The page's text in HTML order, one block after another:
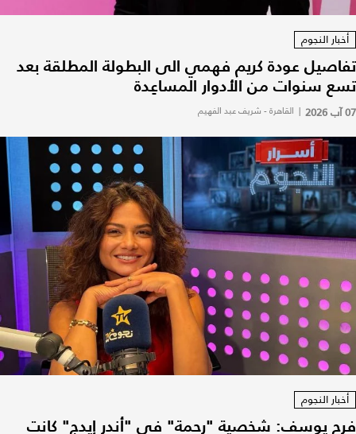
أخبار النجوم
تفاصيل عودة كريم فهمي الى البطولة المطلقة بعد
تسع سنوات من الأدوار المساعِدة
07 آب 2026 | القاهرة - شريف عبد الفهيم
أخبار النجوم
فرح يوسف: شخصية "رحمة" في "أندر إيدج" كانت